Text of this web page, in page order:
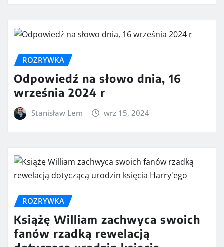
ROZRYWKA
Odpowiedź na słowo dnia, 16
września 2024 r
Stanisław Lem wrz 15, 2024
ROZRYWKA
Książę William zachwyca swoich
fanów rzadką rewelacją